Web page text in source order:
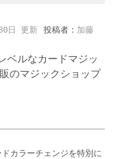
日 投稿者： 加藤
ベルなカードマジッ
のマジックショップ